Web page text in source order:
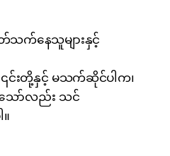
က်နေသူများနှင့်
တို့နှင့် မသက်ဆိုင်ပါက၊
သော်လည်း သင်